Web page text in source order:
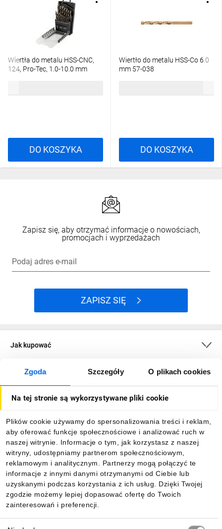
Zgoda Szczegóły O plikach cookies
Na tej stronie są wykorzystywane pliki cookie
Plików cookie używamy do spersonalizowania treści i reklam,
aby oferować funkcje społecznościowe i analizować ruch w
naszej witrynie. Informacje o tym, jak korzystasz z naszej
witryny, udostępniamy partnerom społecznościowym,
reklamowym i analitycznym. Partnerzy mogą połączyć te
informacje z innymi danymi otrzymanymi od Ciebie lub
uzyskanymi podczas korzystania z ich usług. Dzięki Twojej
zgodzie możemy lepiej dopasować ofertę do Twoich
zainteresowań i preferencji.
Wiertła do metalu HSS-CNC,
124, Pro-Tec, 1.0-10.0 mm
DO KOSZYKA
Wiertło do metalu HSS-Co 6.0
mm 57-038
DO KOSZYKA
Zapisz się, aby otrzymać informacje o nowościach,
promocjach i wyprzedażach
Podaj adres e-mail
ZAPISZ SIĘ
Jak kupować
O firmie
Informacje
Pobierz naszą aplikację mobilną: